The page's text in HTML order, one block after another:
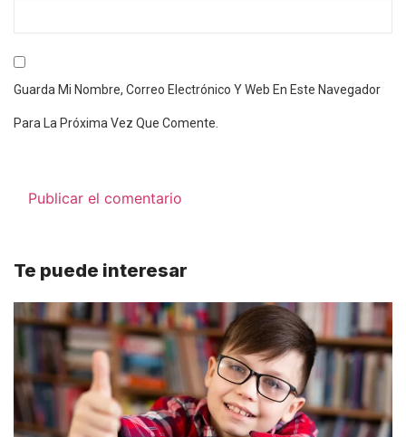
Guarda Mi Nombre, Correo Electrónico Y Web En Este Navegador
Para La Próxima Vez Que Comente.
Te puede interesar